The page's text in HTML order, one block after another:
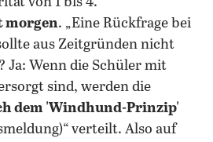
morgen. „Eine Rückfrage bei
aus Zeitgründen nicht
Ja: Wenn die Schüler mit
sind, werden die
dem 'Windhund-Prinzip'
verteilt. Also auf